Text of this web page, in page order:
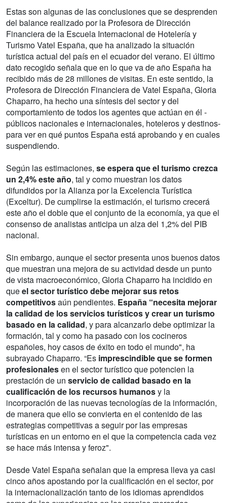
Estas son algunas de las conclusiones que se desprenden
del balance realizado por la Profesora de Dirección
Financiera de la Escuela Internacional de Hotelería y
Turismo Vatel España, que ha analizado la situación
turística actual del país en el ecuador del verano. El último
dato recogido señala que en lo que va de año España ha
recibido más de 28 millones de visitas. En este sentido, la
Profesora de Dirección Financiera de Vatel España, Gloria
Chaparro, ha hecho una síntesis del sector y del
comportamiento de todos los agentes que actúan en él -
públicos nacionales e internacionales, hoteleros y destinos-
para ver en qué puntos España está aprobando y en cuales
suspendiendo.
Según las estimaciones, se espera que el turismo crezca
un 2,4% este año, tal y como muestran los datos
difundidos por la Alianza por la Excelencia Turística
(Exceltur). De cumplirse la estimación, el turismo crecerá
este año el doble que el conjunto de la economía, ya que el
consenso de analistas anticipa un alza del 1,2% del PIB
nacional.
Sin embargo, aunque el sector presenta unos buenos datos
que muestran una mejora de su actividad desde un punto
de vista macroeconómico, Gloria Chaparro ha incidido en
queel sector turístico debe mejorar sus retos
competitivosaún pendientes. España “necesita mejorar
la calidad de los servicios turísticos y crear un turismo
basado en la calidad, y para alcanzarlo debe optimizar la
formación, tal y como ha pasado con los cocineros
españoles, hoy casos de éxito en todo el mundo", ha
subrayado Chaparro. “Es imprescindible que se formen
profesionalesen el sector turístico que potencien la
prestación de un servicio de calidad basado en la
cualificación de los recursos humanosy la
incorporación de las nuevas tecnologías de la información,
de manera que ello se convierta en el contenido de las
estrategias competitivas a seguir por las empresas
turísticas en un entorno en el que la competencia cada vez
se hace más intensa y feroz".
Desde Vatel España señalan que la empresa lleva ya casi
cinco años apostando por la cualificación en el sector, por
la internacionalización tanto de los idiomas aprendidos